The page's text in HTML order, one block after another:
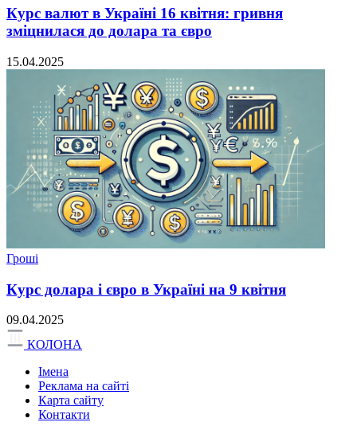
Курс валют в Україні 16 квітня: гривня
зміцнилася до долара та євро
15.04.2025
Гроші
Курс долара і євро в Україні на 9 квітня
09.04.2025
КОЛОНА
Імена
Реклама на сайті
Карта сайту
Контакти